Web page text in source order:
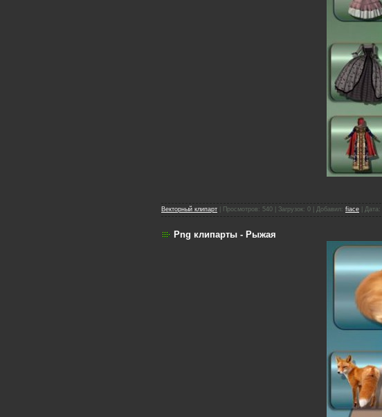
Векторный клипарт | Просмотров: 540 | Загрузок: 0 | Добавил: fiace | Дата:
Png клипарты - Рыжая